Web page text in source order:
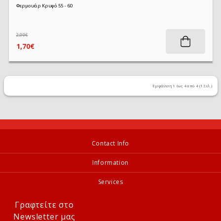
Φερμουάρ Κρυφό 55 - 60
1,70€
2,00€
Εμφάνιση 1 έως 4 από 4 (1 Σελ.)
Contact Info
Information
Services
Γραφτείτε στο
Newsletter μας